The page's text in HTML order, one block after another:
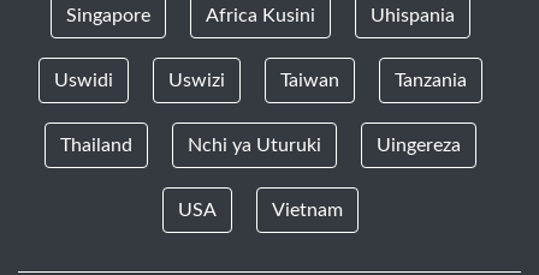
Singapore Africa Kusini Uhispania
Uswidi Uswizi Taiwan Tanzania
Thailand Nchi ya Uturuki Uingereza
USA Vietnam